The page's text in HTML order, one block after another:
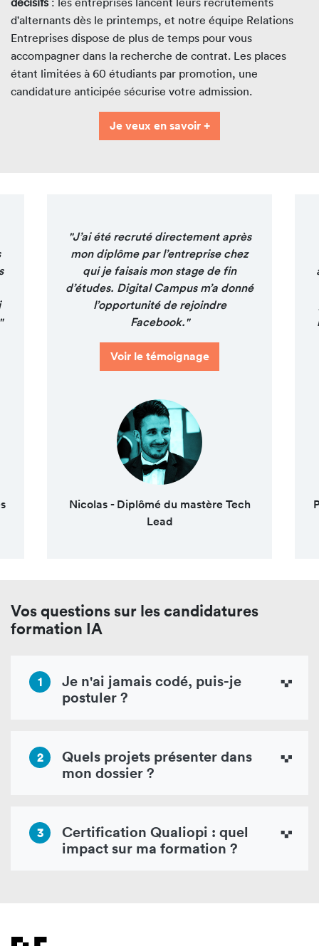
d'alternants dès le printemps, et notre équipe Relations
Entreprises dispose de plus de temps pour vous
accompagner dans la recherche de contrat. Les places
étant limitées à 60 étudiants par promotion, une
candidature anticipée sécurise votre admission.
Je veux en savoir +
"J’ai été recruté directement après
mon diplôme par l’entreprise chez
qui je faisais mon stage de fin
d’études. Digital Campus m’a donné
l’opportunité de rejoindre
Facebook."
Voir le témoignage
Nicolas - Diplômé du mastère Tech
Lead
Vos questions sur les candidatures
formation IA
1
Je n'ai jamais codé, puis-je
postuler ?
2
Quels projets présenter dans
mon dossier ?
3
Certification Qualiopi : quel
impact sur ma formation ?